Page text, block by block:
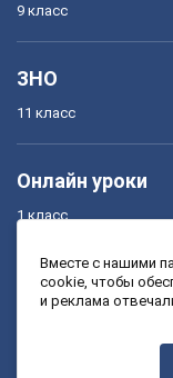
9 класс
ЗНО
11 класс
Онлайн уроки
1 класс
3 класс
Вместе с нашими
cookie, чтобы
и реклама